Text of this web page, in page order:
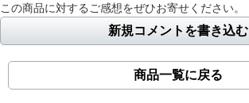
この商品に対するご感想をぜひお寄せください。
新規コメントを書き込む
商品一覧に戻る